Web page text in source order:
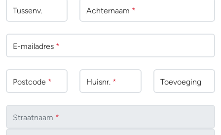
Tussenv. Achternaam *
E-mailadres *
Postcode * Huisnr. * Toevoeging
Straatnaam *